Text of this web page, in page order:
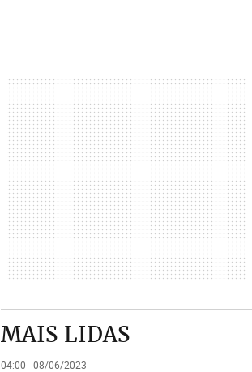
MAIS LIDAS
04:00 - 08/06/2023